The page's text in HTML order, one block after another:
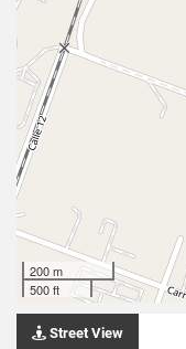
200 m
500 ft
Street View